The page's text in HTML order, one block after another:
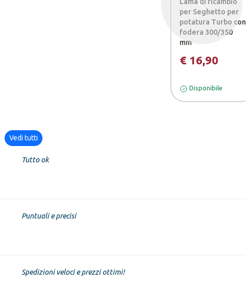
per Seghetto per
potatura Turbo con
fodera 300/350
mm
€ 16,90
Disponibile
Precedente
Vedi tutti
Tutto ok
Puntuali e precisi
Spedizioni veloci e prezzi ottimi!